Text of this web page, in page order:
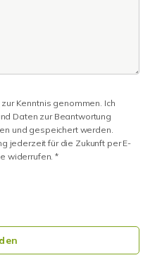
zur Kenntnis genommen. Ich
Daten zur Beantwortung
und gespeichert werden.
jederzeit für die Zukunft per E-
widerrufen. *